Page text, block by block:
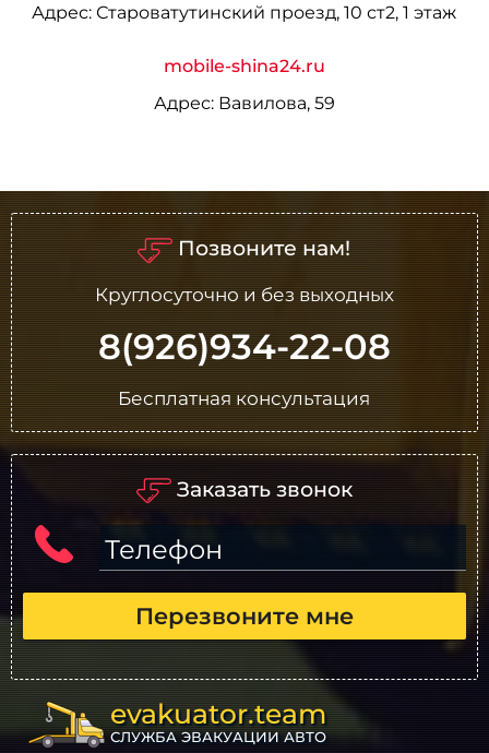
Адрес: Староватутинский проезд, 10 ст2, 1 этаж
mobile-shina24.ru
Адрес:Вавилова, 59
Позвоните нам!
Круглосуточно и без выходных
8(926)934-22-08
Бесплатная консультация
Заказать звонок
Телефон
Перезвоните мне
evakuator.team
СЛУЖБА ЭВАКУАЦИИ АВТО